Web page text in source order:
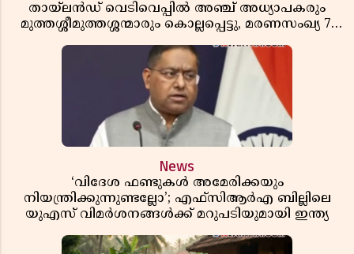
തായ്‌ലൻഡ് വെടിവെപ്പിൽ അഞ്ച് അധ്യാപകരും
മുത്തശ്ശീമുത്തശ്ശന്മാരും കൊല്ലപ്പെട്ടു, മരണസംഖ്യ 7;
News
‘വിദേശ ഫണ്ടുകൾ അമേരിക്കയും
നിയന്ത്രിക്കുന്നുണ്ടല്ലോ’; എഫ്സിആർഎ ബില്ലിലെ
യുഎസ് വിമർശനങ്ങൾക്ക് മറുപടിയുമായി ഇന്ത്യ